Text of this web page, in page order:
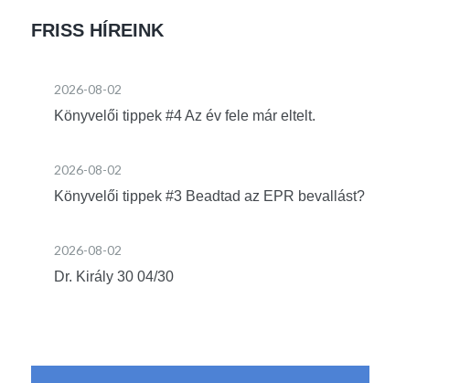
FRISS HÍREINK
2026-08-02
Könyvelői tippek #4 Az év fele már eltelt.
2026-08-02
Könyvelői tippek #3 Beadtad az EPR bevallást?
2026-08-02
Dr. Király 30 04/30